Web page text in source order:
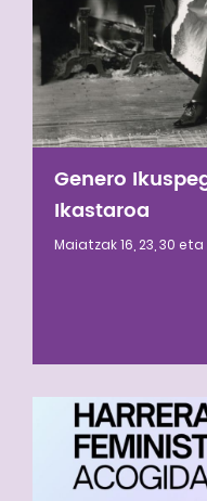
Genero
Ikastaroa
Maiatzak 16, 23, 30